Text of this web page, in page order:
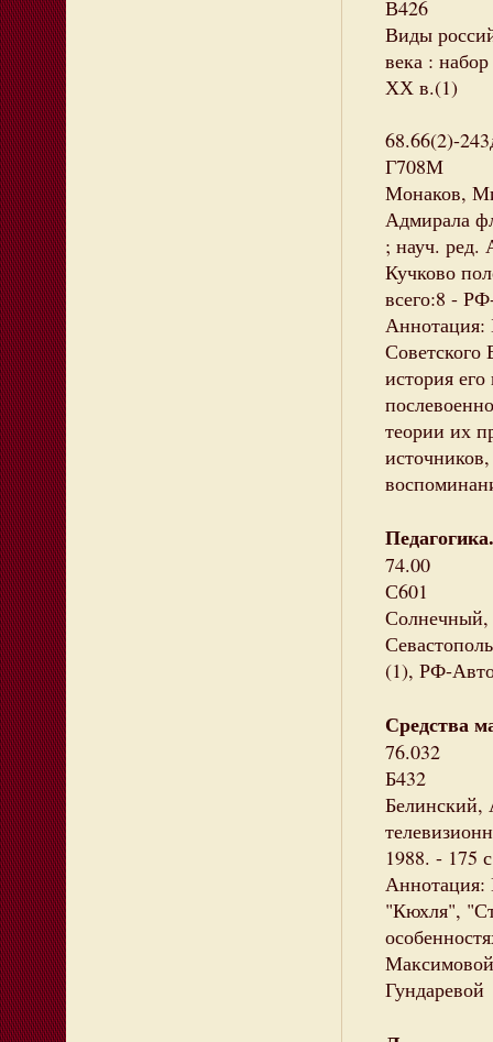
В426
Виды
века :
ХХ в.(1)
68.66(2)-
Г708М
Монаков,
Адмирала
; науч.
Кучково
всего:8 -
Аннотация:
история
теории их
74.00
С601
Солнечный,
(1), РФ-
Средства
76.032
Б432
Белинский,
1988. - 175
Аннотация:
"Кюхля",
Гундаревой